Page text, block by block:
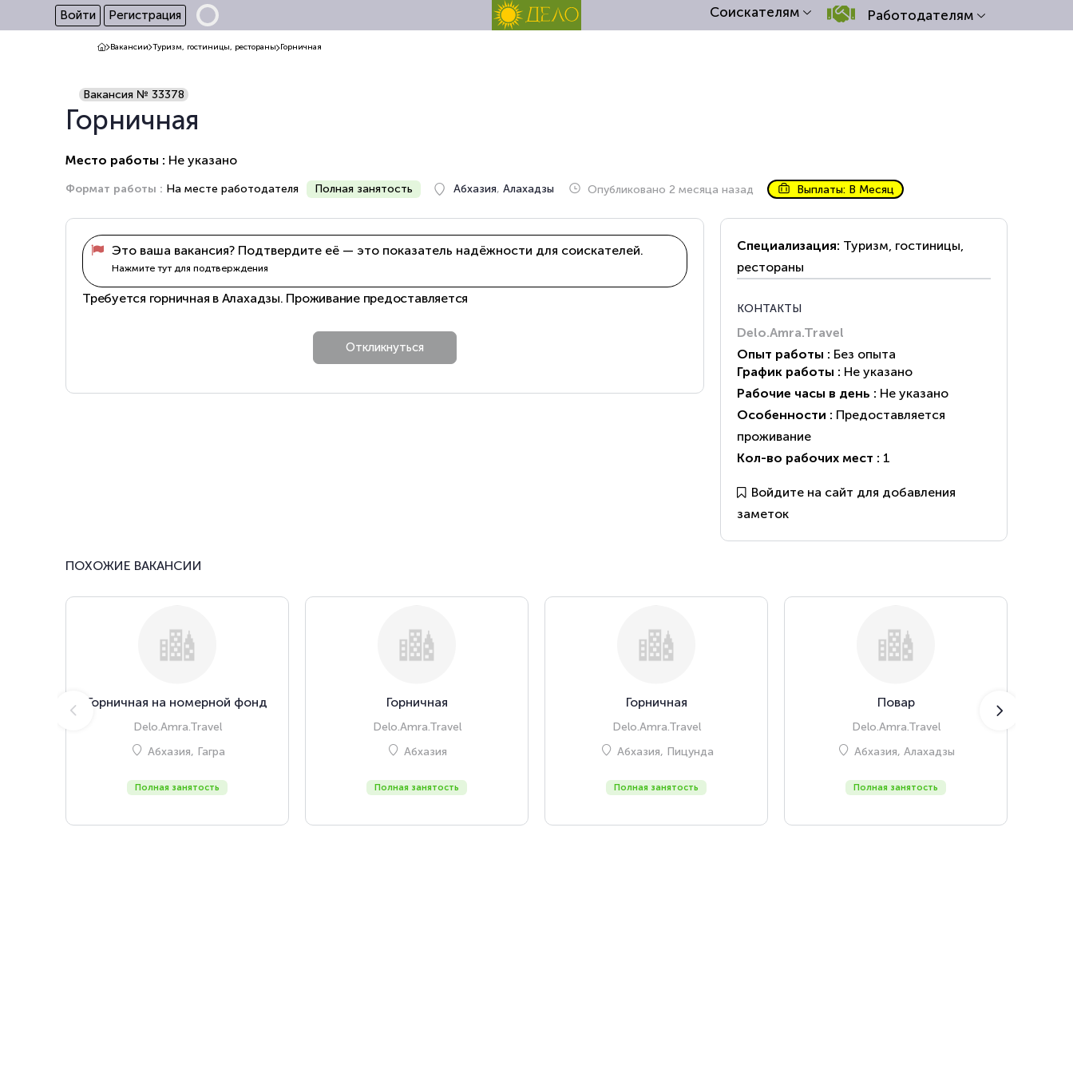
Войти Регистрация Соискателям Работодателям
Вакансии Туризм, гостиницы, рестораны Горничная
Горничная
Место работы : Не указано
Формат работы : На месте работодателя Полная занятость Абхазия, Алахадзы Опубликовано 2 месяца назад Выплаты: В Месяц
Вакансия № 33378
Это ваша вакансия? Подтвердите её — это показатель надёжности для соискателей.
Нажмите тут для подтверждения
Требуется горничная в Алахадзы. Проживание предоставляется
Специализация: Туризм, гостиницы,
рестораны
КОНТАКТЫ
Delo.Amra.Travel
Опыт работы : Без опыта
График работы : Не указано
Рабочие часы в день : Не указано
Особенности : Предоставляется
проживание
Кол-во рабочих мест : 1
Войдите на сайт для добавления
заметок
ПОХОЖИЕ ВАКАНСИИ
Горничная на номерной фонд
Delo.Amra.Travel
Абхазия, Гагра
Полная занятость
Горничная
Delo.Amra.Travel
Абхазия
Полная занятость
Горничная
Delo.Amra.Travel
Абхазия, Пицунда
Полная занятость
Повар
Delo.Amra.Travel
Абхазия, Алахадзы
Полная занятость